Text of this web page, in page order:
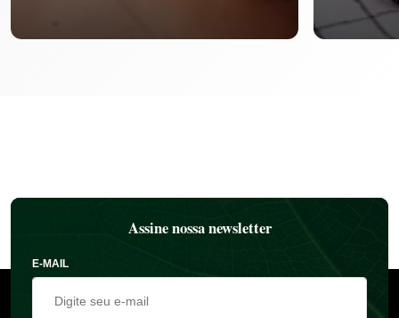
Assine nossa newsletter
E-MAIL